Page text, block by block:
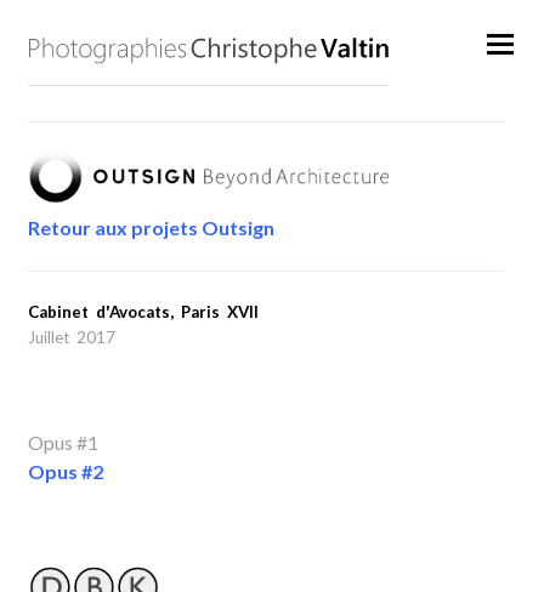
Retour aux projets Outsign
Cabinet d'Avocats, Paris XVII
Juillet 2017
Opus #1
Opus #2